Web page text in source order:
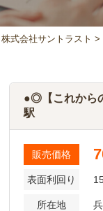
株式会社サントラスト >
●◎【これから
駅
販売価格
表面利回り
所在地